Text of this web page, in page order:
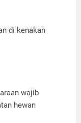
di kenakan
wajib
hewan